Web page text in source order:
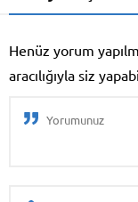
Henüz yorum
aracılığıyla siz